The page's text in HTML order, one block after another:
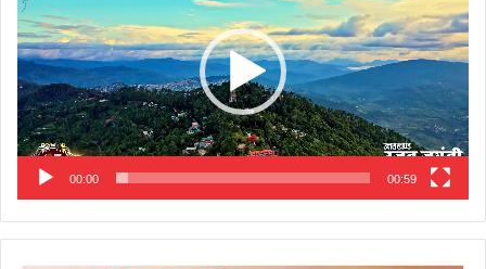
00:00 00:59